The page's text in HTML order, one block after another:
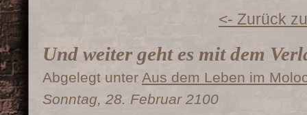
<- Zurück
Und weiter geht es mit dem
Abgelegt unter Aus dem Leben im
Sonntag, 28. Februar 2100